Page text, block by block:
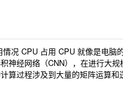
况 CPU 占用 CPU 就像是电脑
神经网络（CNN），在进行大
算过程涉及到大量的矩阵运算